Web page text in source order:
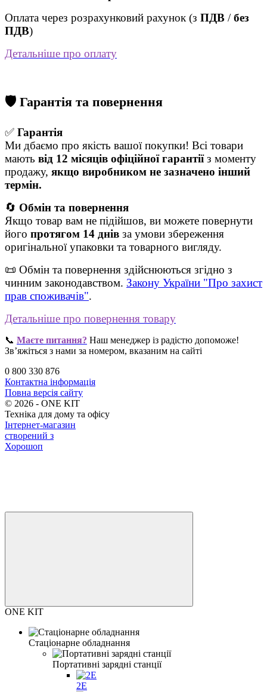
Оплата через розрахунковий рахунок (з ПДВ /без
ПДВ)
Детальніше про оплату
🛡 Гарантія та повернення
✅ Гарантія
Ми дбаємо про якість вашої покупки! Всі товари
мають від 12 місяців офіційної гарантіїз моменту
продажу, якщо виробником не зазначено інший
термін.
🔄 Обмін та повернення
Якщо товар вам не підійшов, ви можете повернути
його протягом 14 днів за умови збереження
оригінальної упаковки та товарного вигляду.
📜 Обмін та повернення здійснюються згідно з
чинним законодавством. Закону України "Про захист
прав споживачів".
Детальніше про повернення товару
📞 Маєте питання? Наш менеджер із радістю допоможе!
Зв’яжіться з нами за номером, вказаним на сайті
0 800 330 876
Контактна інформація
Повна версія сайту
© 2026 - ONE KIT
Техніка для дому та офісу
Інтернет-магазин
створений з
Хорошоп
ONE KIT
Стаціонарне обладнання
Портативні зарядні станції
2E